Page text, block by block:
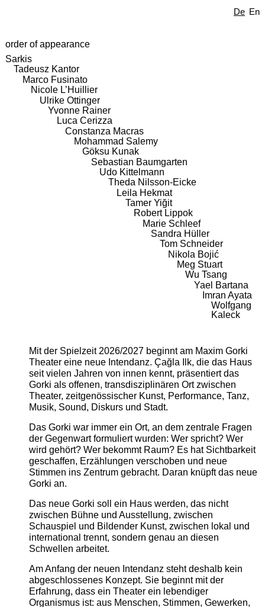
De En
order of appearance
Sarkis
Tadeusz Kantor
Marco Fusinato
Nicole L’Huillier
Ulrike Ottinger
Yvonne Rainer
Luca Cerizza
Constanza Macras
Mohammad Salemy
Göksu Kunak
Sebastian Baumgarten
Udo Kittelmann
Theda Nilsson-Eicke
Leila Hekmat
Tamer Yiğit
Robert Lippok
Marie Schleef
Sandra Hüller
Tom Schneider
Nikola Bojić
Meg Stuart
Wu Tsang
Yael Bartana
Imran Ayata
Wolfgang
Kaleck
Mit der Spielzeit 2026/2027 beginnt am Maxim Gorki
Theater eine neue Intendanz. Çağla Ilk, die das Haus
seit vielen Jahren von innen kennt, präsentiert das
Gorki als offenen, transdisziplinären Ort zwischen
Theater, zeitgenössischer Kunst, Performance, Tanz,
Musik, Sound, Diskurs und Stadt.
Das Gorki war immer ein Ort, an dem zentrale Fragen
der Gegenwart formuliert wurden: Wer spricht? Wer
wird gehört? Wer bekommt Raum? Es hat Sichtbarkeit
geschaffen, Erzählungen verschoben und neue
Stimmen ins Zentrum gebracht. Daran knüpft das neue
Gorki an.
Das neue Gorki soll ein Haus werden, das nicht
zwischen Bühne und Ausstellung, zwischen
Schauspiel und Bildender Kunst, zwischen lokal und
international trennt, sondern genau an diesen
Schwellen arbeitet.
Am Anfang der neuen Intendanz steht deshalb kein
abgeschlossenes Konzept. Sie beginnt mit der
Erfahrung, dass ein Theater ein lebendiger
Organismus ist: aus Menschen, Stimmen, Gewerken,